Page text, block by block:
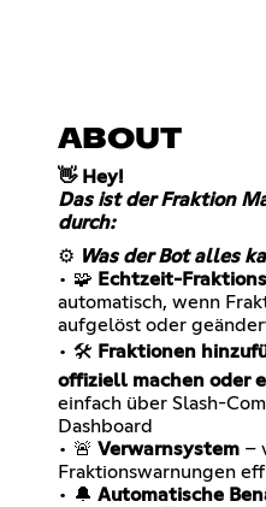
ABOUT
👋 Hey!
Das ist der Fraktion
durch:
⚙️
Was der Bot alles
• 🧩 Echtzeit-
automatisch, wenn
aufgelöst oder
• 🛠️ Fraktionen
offiziell machen oder
einfach über Slash-
Dashboard
• 🚨 Verwarnsystem –
Fraktionswarnungen
• 🔔 Automatische